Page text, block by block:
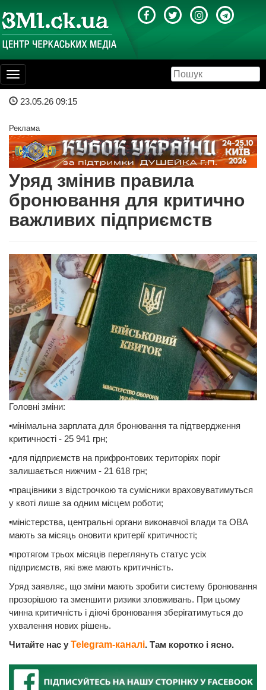
Toggle
navigation
23.05.26 09:15
Реклама
Уряд змінив правила
бронювання для критично
важливих підприємств
Головні зміни:
▪️мінімальна зарплата для бронювання та підтвердження
критичності - 25 941 грн;
▪️для підприємств на прифронтових територіях поріг
залишається нижчим - 21 618 грн;
▪️працівники з відстрочкою та сумісники враховуватимуться
у квоті лише за одним місцем роботи;
▪️міністерства, центральні органи виконавчої влади та ОВА
мають за місяць оновити критерії критичності;
▪️протягом трьох місяців переглянуть статус усіх
підприємств, які вже мають критичність.
Уряд заявляє, що зміни мають зробити систему бронювання
прозорішою та зменшити ризики зловживань. При цьому
чинна критичність і діючі бронювання зберігатимуться до
ухвалення нових рішень.
Читайте нас у Telegram-каналі. Там коротко і ясно.